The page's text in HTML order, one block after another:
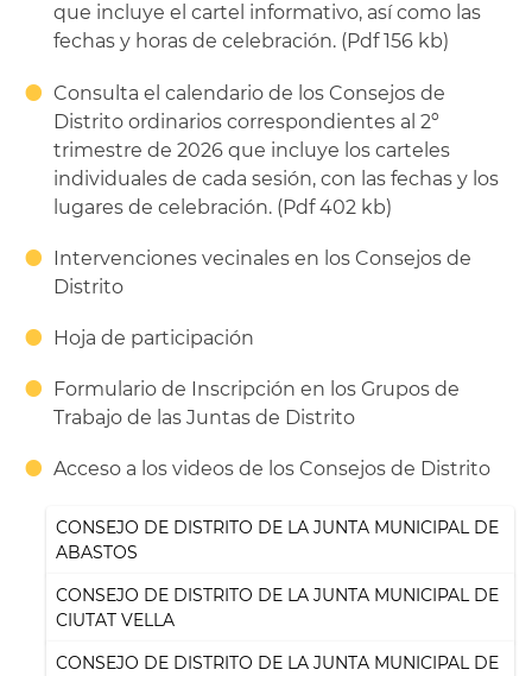
que incluye el cartel informativo, así como las
fechas y horas de celebración. (Pdf 156 kb)
Consulta el calendario de los Consejos de
Distrito ordinarios correspondientes al 2º
trimestre de 2026 que incluye los carteles
individuales de cada sesión, con las fechas y los
lugares de celebración. (Pdf 402 kb)
Intervenciones vecinales en los Consejos de
Distrito
Hoja de participación
Formulario de Inscripción en los Grupos de
Trabajo de las Juntas de Distrito
Acceso a los videos de los Consejos de Distrito
CONSEJO DE DISTRITO DE LA JUNTA MUNICIPAL DE
ABASTOS
CONSEJO DE DISTRITO DE LA JUNTA MUNICIPAL DE
CIUTAT VELLA
CONSEJO DE DISTRITO DE LA JUNTA MUNICIPAL DE